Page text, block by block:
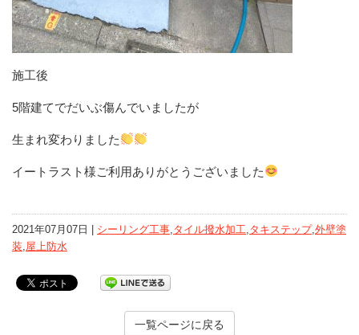
施工後
5階建てでだいぶ傷んでいましたが
生まれ変わりました
イートラスト様ご利用ありがとうございました
2021年07月07日 | シーリング工事 タイル撥水加工 タキステップ, 外壁塗
装 屋上防水
一覧ページに戻る